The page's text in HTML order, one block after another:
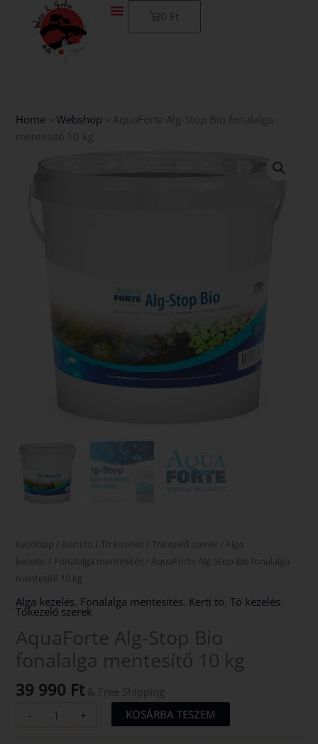
0 Ft
Kosár
Home »Webshop
AquaForte Alg-Stop Bio fonalalga
mentesítő 10 kg
Kezdőlap / Kerti tó / Tó kezelés / Tókezelő szerek / Alga
kezelés / Fonalalga mentesítés / AquaForte Alg-Stop Bio fonalalga
mentesítő 10 kg
Alga kezelés Fonalalga mentesítés Kerti tó ,Tó kezelés
Tókezelő szerek
AquaForte Alg-Stop Bio
fonalalga mentesítő 10 kg
39 990 Ft & Free Shipping
-
+ KOSÁRBA TESZEM